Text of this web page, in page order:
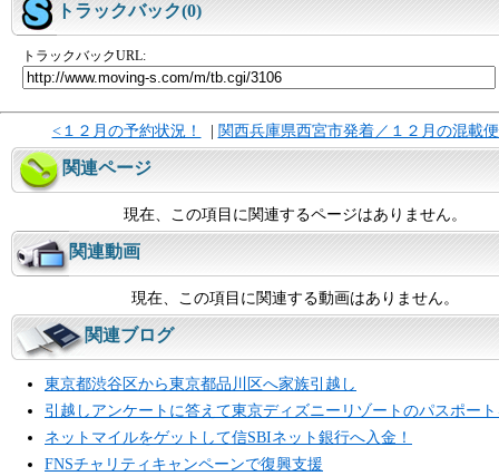
トラックバック(0)
トラックバックURL:
<１２月の予約状況！ | 関西兵庫県西宮市発着／１２月の混載
関連ページ
現在、この項目に関連するページはありません。
関連動画
現在、この項目に関連する動画はありません。
関連ブログ
東京都渋谷区から東京都品川区へ家族引越し
引越しアンケートに答えて東京ディズニーリゾートのパスポー
ネットマイルをゲットして信SBIネット銀行へ入金！
FNSチャリティキャンペーンで復興支援